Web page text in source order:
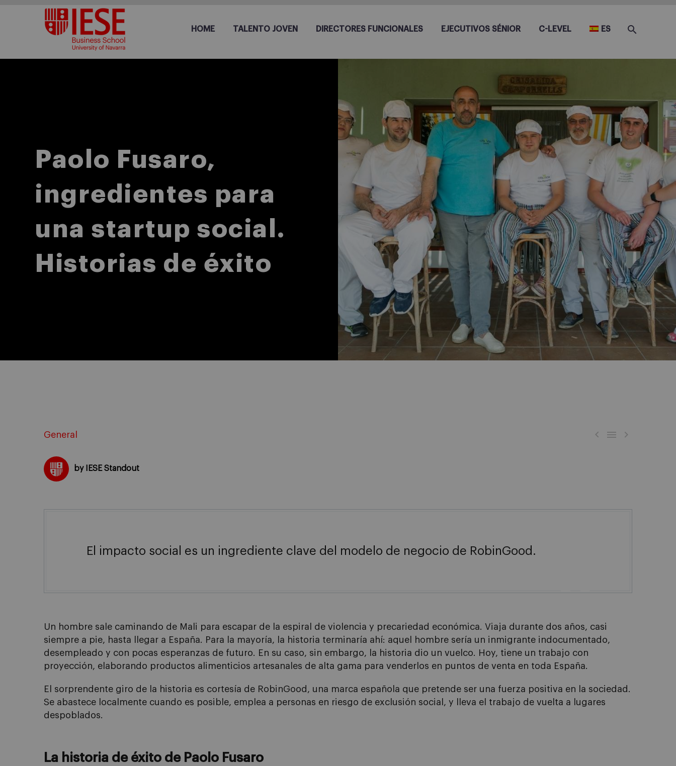
HOME TALENTO JOVEN DIRECTORES FUNCIONALES EJECUTIVOS SÉNIOR C-LEVEL ES
Paolo Fusaro,
ingredientes para
una startup social.
Historias de éxito
  
General
by IESE Standout
El impacto social es un ingrediente clave del modelo de negocio de RobinGood.
Un hombre sale caminando de Mali para escapar de la espiral de violencia y precariedad económica. Viaja durante dos años, casi
siempre a pie, hasta llegar a España. Para la mayoría, la historia terminaría ahí: aquel hombre sería un inmigrante indocumentado,
desempleado y con pocas esperanzas de futuro. En su caso, sin embargo, la historia dio un vuelco. Hoy, tiene un trabajo con
proyección, elaborando productos alimenticios artesanales de alta gama para venderlos en puntos de venta en toda España.
El sorprendente giro de la historia es cortesía de RobinGood, una marca española que pretende ser una fuerza positiva en la sociedad.
Se abastece localmente cuando es posible, emplea a personas en riesgo de exclusión social, y lleva el trabajo de vuelta a lugares
despoblados.
La historia de éxito de Paolo Fusaro